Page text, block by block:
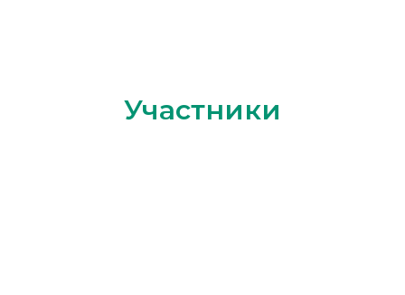
Участники